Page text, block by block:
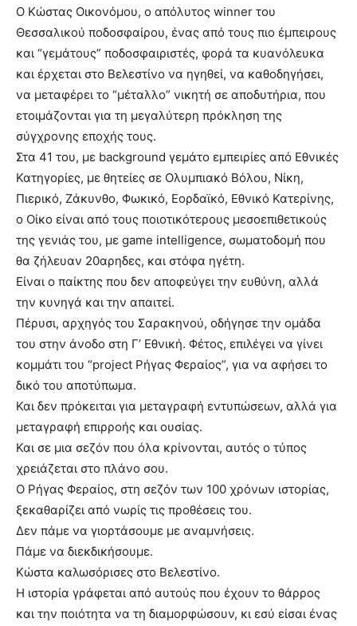
Ο Κώστας Οικονόμου, ο απόλυτος winner του
Θεσσαλικού ποδοσφαίρου, ένας από τους πιο έμπειρους
και “γεμάτους” ποδοσφαιριστές, φορά τα κυανόλευκα
και έρχεται στο Βελεστίνο να ηγηθεί, να καθοδηγήσει,
να μεταφέρει το “μέταλλο” νικητή σε αποδυτήρια, που
ετοιμάζονται για τη μεγαλύτερη πρόκληση της
σύγχρονης εποχής τους.
Στα 41 του, με background γεμάτο εμπειρίες από Εθνικές
Κατηγορίες, με θητείες σε Ολυμπιακό Βόλου, Νίκη,
Πιερικό, Ζάκυνθο, Φωκικό, Εορδαϊκό, Εθνικό Κατερίνης,
ο Οίκο είναι από τους ποιοτικότερους μεσοεπιθετικούς
της γενιάς του, με game intelligence, σωματοδομή που
θα ζήλευαν 20αρηδες, και στόφα ηγέτη.
Είναι ο παίκτης που δεν αποφεύγει την ευθύνη, αλλά
την κυνηγά και την απαιτεί.
Πέρυσι, αρχηγός του Σαρακηνού, οδήγησε την ομάδα
του στην άνοδο στη Γ’ Εθνική. Φέτος, επιλέγει να γίνει
κομμάτι του “project Ρήγας Φεραίος”, για να αφήσει το
δικό του αποτύπωμα.
Και δεν πρόκειται για μεταγραφή εντυπώσεων, αλλά για
μεταγραφή επιρροής και ουσίας.
Και σε μια σεζόν που όλα κρίνονται, αυτός ο τύπος
χρειάζεται στο πλάνο σου.
Ο Ρήγας Φεραίος, στη σεζόν των 100 χρόνων ιστορίας,
ξεκαθαρίζει από νωρίς τις προθέσεις του.
Δεν πάμε να γιορτάσουμε με αναμνήσεις.
Πάμε να διεκδικήσουμε.
Κώστα καλωσόρισες στο Βελεστίνο.
Η ιστορία γράφεται από αυτούς που έχουν το θάρρος
και την ποιότητα να τη διαμορφώσουν, κι εσύ είσαι ένας